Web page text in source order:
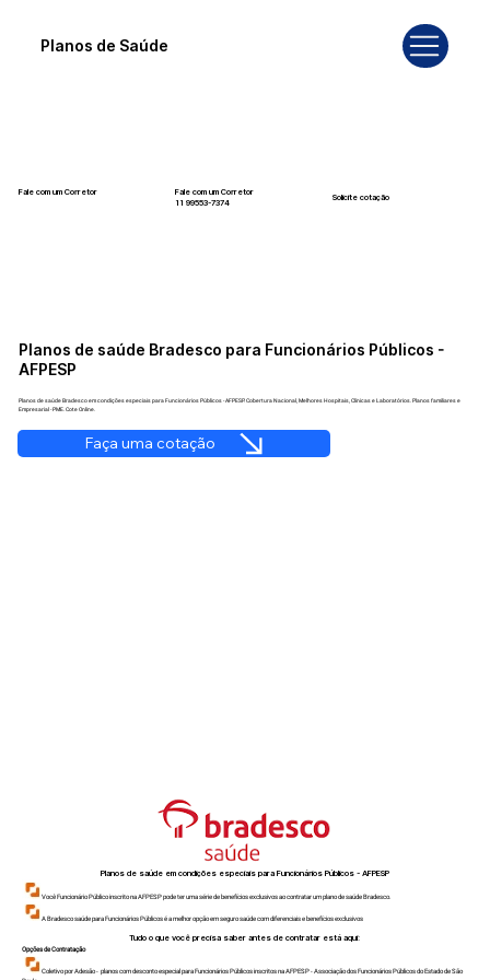
Planos de Saúde
Fale com um Corretor
Fale com um Corretor
11 99553-7374
Solicite cotação
Planos de saúde Bradesco para Funcionários Públicos -
AFPESP
Planos de saúde Bradesco em condições especiais para Funcionários Públicos - AFPESP. Cobertura Nacional, Melhores Hospitais, Clínicas e Laboratórios. Planos familiares e
Empresarial - PME. Cote Online.
Faça uma cotação
Planos de saúde em condições especiais para Funcionários Públicos - AFPESP
Você Funcionário Público inscrito na AFPESP pode ter uma série de benefícios exclusivos ao contratar um plano de saúde Bradesco.
A Bradesco saúde para Funcionários Públicos é a melhor opção em seguro saúde com diferenciais e benefícios exclusivos
Tudo o que você precisa saber antes de contratar está aqui:
Opções de Contratação
Coletivo por Adesão - planos com desconto especial para Funcionários Públicos inscritos na AFPESP - Associação dos Funcionários Públicos do Estado de São